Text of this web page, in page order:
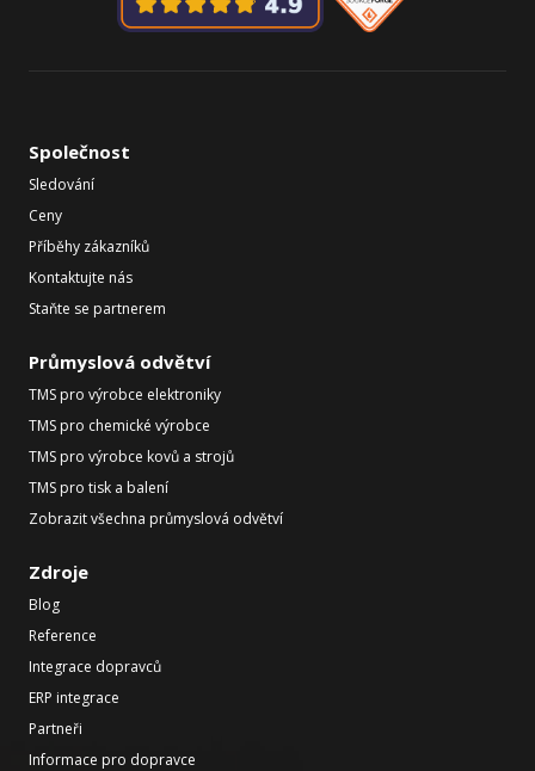
Společnost
Sledování
Ceny
Příběhy zákazníků
Kontaktujte nás
Staňte se partnerem
Průmyslová odvětví
TMS pro výrobce elektroniky
TMS pro chemické výrobce
TMS pro výrobce kovů a strojů
TMS pro tisk a balení
Zobrazit všechna průmyslová odvětví
Zdroje
Blog
Reference
Integrace dopravců
ERP integrace
Partneři
Informace pro dopravce